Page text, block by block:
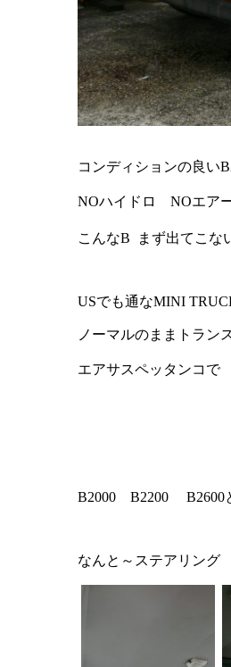
コンディションの良い
NOハイドロ NOエア
こんなB まず出てこな
USでも通なMINI
ノーマルのままトラン
エアサスペッタンコ
B2000 B2200 B2600
なんと～ステアリン